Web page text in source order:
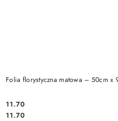
Folia florystyczna matowa – 50cm x
Cena:
11.70
Cena:
11.70